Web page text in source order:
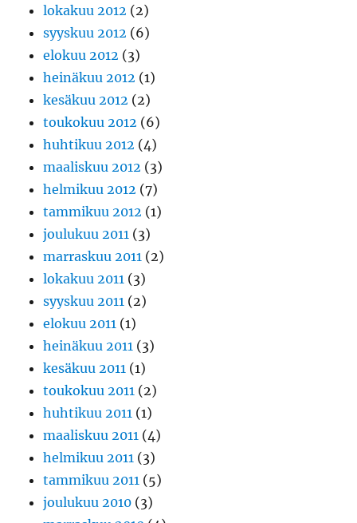
lokakuu 2012 (2)
syyskuu 2012 (6)
elokuu 2012 (3)
heinäkuu 2012 (1)
kesäkuu 2012 (2)
toukokuu 2012 (6)
huhtikuu 2012 (4)
maaliskuu 2012 (3)
helmikuu 2012 (7)
tammikuu 2012 (1)
joulukuu 2011 (3)
marraskuu 2011 (2)
lokakuu 2011 (3)
syyskuu 2011 (2)
elokuu 2011 (1)
heinäkuu 2011 (3)
kesäkuu 2011 (1)
toukokuu 2011 (2)
huhtikuu 2011 (1)
maaliskuu 2011 (4)
helmikuu 2011 (3)
tammikuu 2011 (5)
joulukuu 2010 (3)